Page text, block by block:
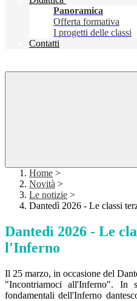
Panoramica
Offerta formativa
I progetti delle classi
Contatti
Home >
Novità >
Le notizie >
Dantedì 2026 - Le classi
Dantedì 2026 - Le
l'Inferno
Il 25 marzo, in occasione del
"Incontriamoci all'Inferno". In
fondamentali dell'Inferno